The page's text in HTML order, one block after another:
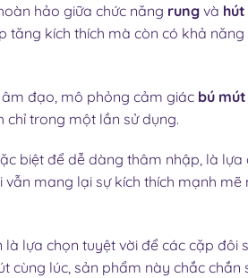
hảo giữa chức năng rungvà hút
tăng kích thích mà còn có khả năng
đạo, mô phỏng cảm giác bú
chỉ trong một lần sử dụng.
biệt để dễ dàng thâm nhập, là
mang lại sự kích thích mạnh
lựa chọn tuyệt vời để các cặp đôi
cùng lúc, sản phẩm này chắc